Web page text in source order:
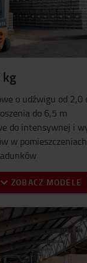
o udźwigu od 2,0
do 6,5 m
do intensywnej i
w
ZOBACZ MODELE